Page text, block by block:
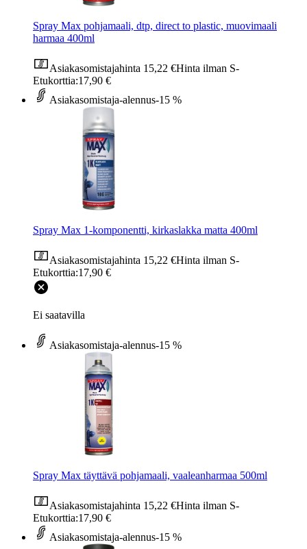
Spray Max pohjamaali, dtp, direct to plastic, muovimaali
harmaa 400ml
Asiakasomistajahinta 15,22 €Hinta ilman S-
Etukorttia:17,90 €
Asiakasomistaja-alennus-15 %
Spray Max 1-komponentti, kirkaslakka matta 400ml
Asiakasomistajahinta 15,22 €Hinta ilman S-
Etukorttia:17,90 €
Ei saatavilla
Asiakasomistaja-alennus-15 %
Spray Max täyttävä pohjamaali, vaaleanharmaa 500ml
Asiakasomistajahinta 15,22 €Hinta ilman S-
Etukorttia:17,90 €
Asiakasomistaja-alennus-15 %